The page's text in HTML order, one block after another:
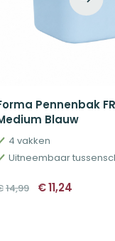
Pennenbak
Blauw
4 vakken
Uitneembaar
14,99 prijs
€11,24